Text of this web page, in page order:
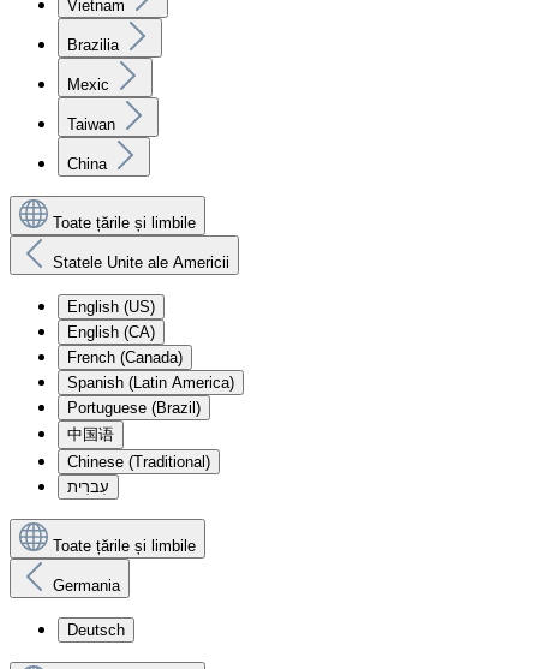
Vietnam
Brazilia
Mexic
Taiwan
China
Toate țările și limbile
Statele Unite ale Americii
English (US)
English (CA)
French (Canada)
Spanish (Latin America)
Portuguese (Brazil)
中国语
Chinese (Traditional)
עִברִית
Toate țările și limbile
Germania
Deutsch